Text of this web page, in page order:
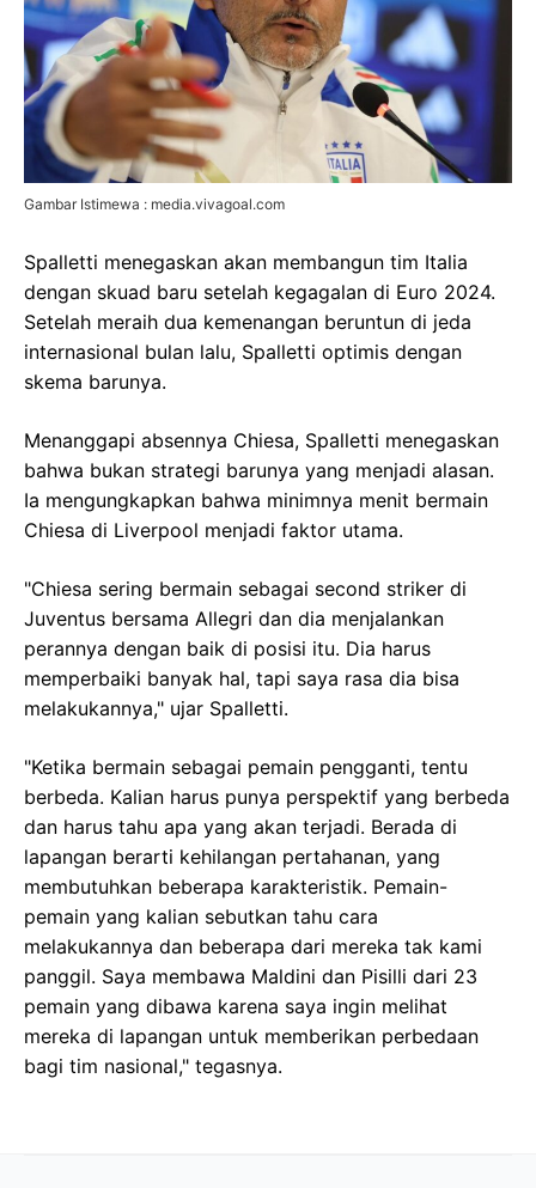
Gambar Istimewa : media.vivagoal.com
Spalletti menegaskan akan membangun tim Italia
dengan skuad baru setelah kegagalan di Euro 2024.
Setelah meraih dua kemenangan beruntun di jeda
internasional bulan lalu, Spalletti optimis dengan
skema barunya.
Menanggapi absennya Chiesa, Spalletti menegaskan
bahwa bukan strategi barunya yang menjadi alasan.
Ia mengungkapkan bahwa minimnya menit bermain
Chiesa di Liverpool menjadi faktor utama.
"Chiesa sering bermain sebagai second striker di
Juventus bersama Allegri dan dia menjalankan
perannya dengan baik di posisi itu. Dia harus
memperbaiki banyak hal, tapi saya rasa dia bisa
melakukannya," ujar Spalletti.
"Ketika bermain sebagai pemain pengganti, tentu
berbeda. Kalian harus punya perspektif yang berbeda
dan harus tahu apa yang akan terjadi. Berada di
lapangan berarti kehilangan pertahanan, yang
membutuhkan beberapa karakteristik. Pemain-
pemain yang kalian sebutkan tahu cara
melakukannya dan beberapa dari mereka tak kami
panggil. Saya membawa Maldini dan Pisilli dari 23
pemain yang dibawa karena saya ingin melihat
mereka di lapangan untuk memberikan perbedaan
bagi tim nasional," tegasnya.